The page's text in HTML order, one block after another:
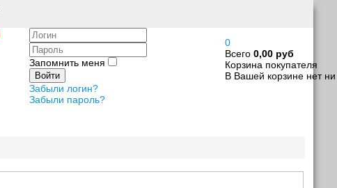
0
Всего 0,00 руб
Корзина покупателя
В Вашей корзине нет ни
Логин
Пароль
Запомнить меня
Войти
Забыли логин?
Забыли пароль?